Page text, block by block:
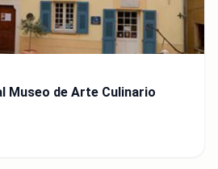
Museo de Arte Culinario